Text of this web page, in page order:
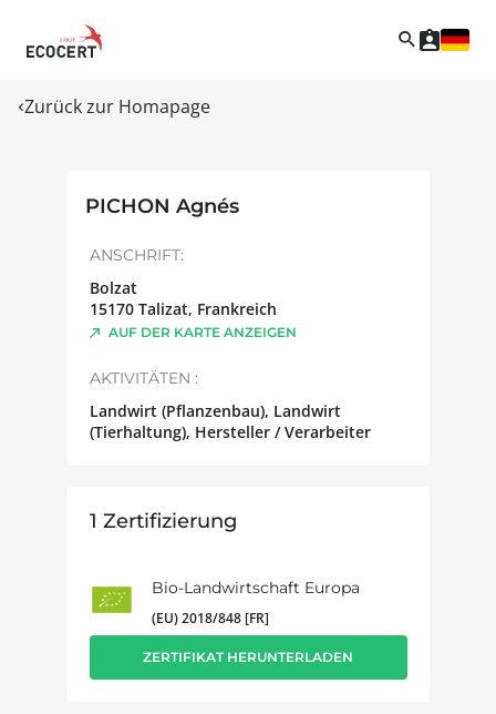
Zurück zur Homapage
PICHON Agnés
ANSCHRIFT:
Bolzat
15170 Talizat, Frankreich
AUF DER KARTE ANZEIGEN
AKTIVITÄTEN :
Landwirt (Pflanzenbau), Landwirt
(Tierhaltung), Hersteller / Verarbeiter
1 Zertifizierung
Bio-Landwirtschaft Europa
(EU) 2018/848 [FR]
ZERTIFIKAT HERUNTERLADEN